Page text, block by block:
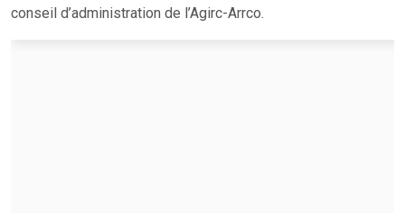
conseil d’administration de l’Agirc-Arrco.